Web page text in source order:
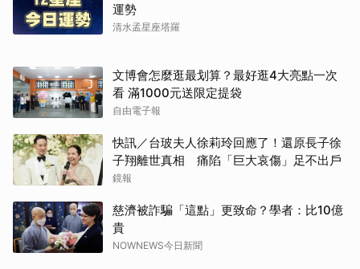
運勢
清水孟星座塔羅
文博會怎麼逛最划算？最好逛4大亮點一次
看 滿1000元送限定提袋
自由電子報
快訊／台玻夫人徐莉玲回應了！還原長子徐
子翔離世真相 痛陷「巨大哀傷」足不出戶
鏡報
慈濟被詐騙「這點」更致命？學者：比10億
貴
NOWNEWS今日新聞